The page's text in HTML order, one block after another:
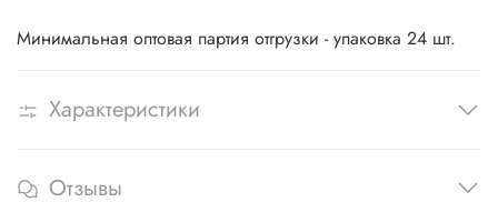
Минимальная оптовая партия отгрузки - упаковка 24 шт.
Характеристики
Отзывы